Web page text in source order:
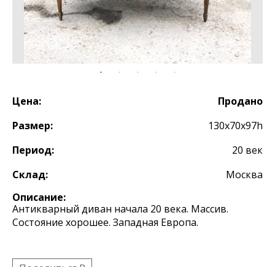
Цена:
Продано
Размер:
130х70х97h
Период:
20 век
Склад:
Москва
Описание:
Антикварный диван начала 20 века. Массив.
Состояние хорошее. Западная Европа.